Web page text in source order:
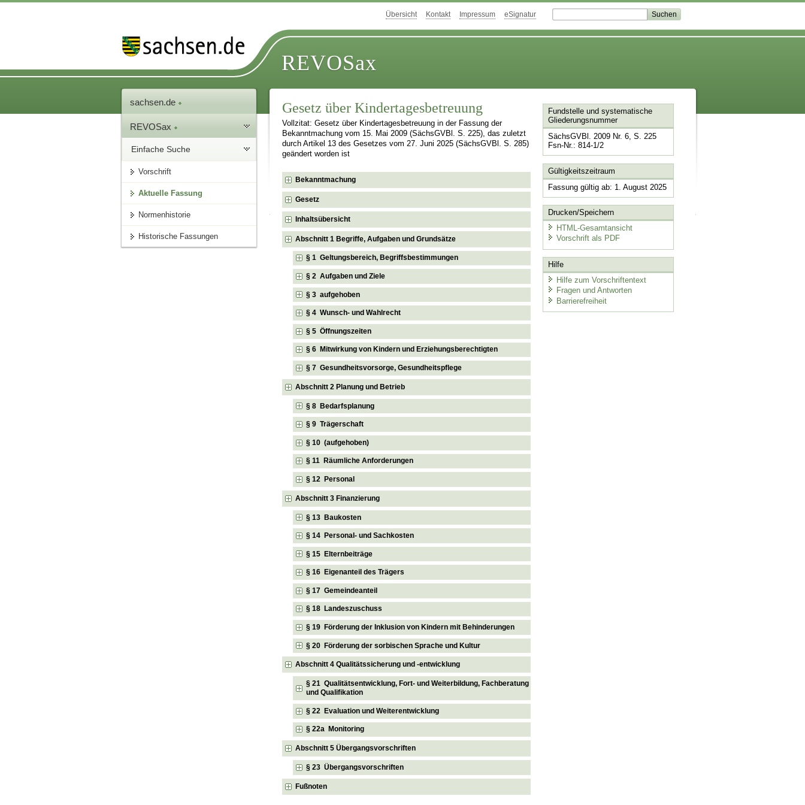
Übersicht Kontakt Impressum eSignatur
REVOSax
sachsen.de
REVOSax
Einfache Suche
Vorschrift
Aktuelle Fassung
Normenhistorie
Historische Fassungen
Gesetz über Kindertagesbetreuung
Vollzitat: Gesetz über Kindertagesbetreuung in der Fassung der
Bekanntmachung vom 15. Mai 2009 (SächsGVBl. S. 225), das zuletzt
durch Artikel 13 des Gesetzes vom 27. Juni 2025 (SächsGVBl. S. 285)
geändert worden ist
Bekanntmachung
Gesetz
Inhaltsübersicht
Abschnitt 1 Begriffe, Aufgaben und Grundsätze
§ 1 Geltungsbereich, Begriffsbestimmungen
§ 2 Aufgaben und Ziele
§ 3 aufgehoben
§ 4 Wunsch- und Wahlrecht
§ 5 Öffnungszeiten
§ 6 Mitwirkung von Kindern und Erziehungsberechtigten
§ 7 Gesundheitsvorsorge, Gesundheitspflege
Abschnitt 2 Planung und Betrieb
§ 8 Bedarfsplanung
§ 9 Trägerschaft
§ 10 (aufgehoben)
§ 11 Räumliche Anforderungen
§ 12 Personal
Abschnitt 3 Finanzierung
§ 13 Baukosten
§ 14 Personal- und Sachkosten
§ 15 Elternbeiträge
§ 16 Eigenanteil des Trägers
§ 17 Gemeindeanteil
§ 18 Landeszuschuss
§ 19 Förderung der Inklusion von Kindern mit Behinderungen
§ 20 Förderung der sorbischen Sprache und Kultur
Abschnitt 4 Qualitätssicherung und -entwicklung
§ 21 Qualitätsentwicklung, Fort- und Weiterbildung, Fachberatung
und Qualifikation
§ 22 Evaluation und Weiterentwicklung
§ 22a Monitoring
Abschnitt 5 Übergangsvorschriften
§ 23 Übergangsvorschriften
Fußnoten
Fundstelle und systematische
Gliederungsnummer
SächsGVBl. 2009 Nr. 6, S. 225
Fsn-Nr.: 814-1/2
Gültigkeitszeitraum
Fassung gültig ab: 1. August 2025
Drucken/Speichern
HTML-Gesamtansicht
Vorschrift als PDF
Hilfe
Hilfe zum Vorschriftentext
Fragen und Antworten
Barrierefreiheit